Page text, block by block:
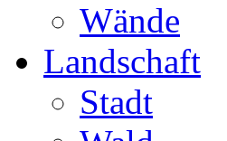
Wände
Landschaft
Stadt